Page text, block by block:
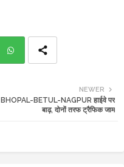
ats
NEWER
BHOPAL-BETUL-NAGPUR हाईवे पर
बाढ़, दोनों तरफ ट्रैफिक जाम